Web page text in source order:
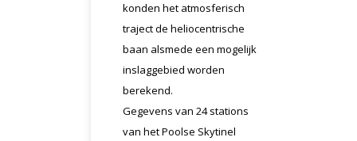
konden het atmosferisch
traject de heliocentrische
baan alsmede een mogelijk
inslaggebied worden
berekend.
Gegevens van 24 stations
van het Poolse Skytinel